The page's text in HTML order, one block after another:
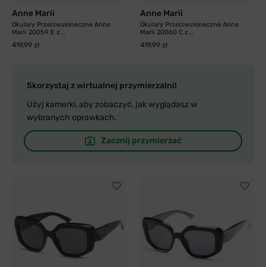
Anne Marii
Okulary Przeciwsłoneczne Anne
Marii 20059 E z...
419,99 zł
Anne Marii
Okulary Przeciwsłoneczne Anne
Marii 20060 C z...
419,99 zł
Skorzystaj z wirtualnej przymierzalni!
Użyj kamerki, aby zobaczyć, jak wyglądasz w
wybranych oprawkach.
Zacznij przymierzać